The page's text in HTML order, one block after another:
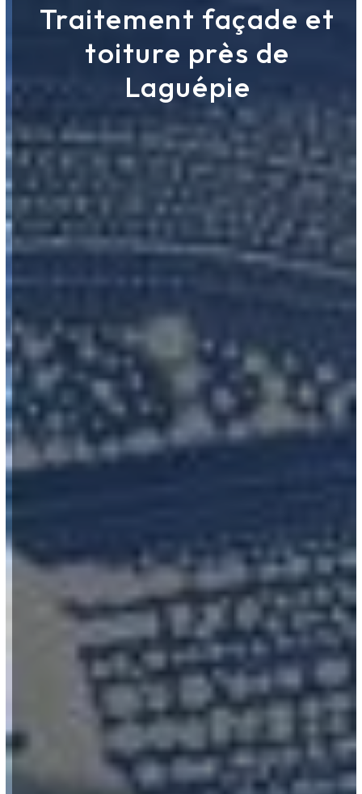
Traitement façade et
toiture près de
Laguépie
ROUERGUE NETTOYAGE